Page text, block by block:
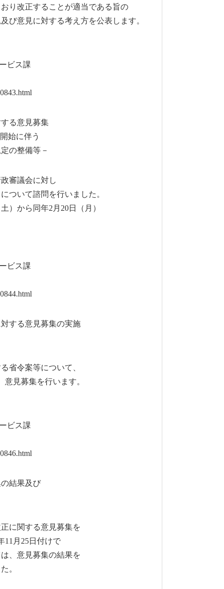
り改正することが適当である旨の
意見に対する考え方を公表します。
ビス課
る意見募集
始に伴う
の整備等－
審議会に対し
いて諮問を行いました。
から同年2月20日（月）
ビス課
する意見募集の実施
令案等について、
見募集を行います。
ビス課
結果及び
に関する意見募集を
月25日付けで
、意見募集の結果を
。